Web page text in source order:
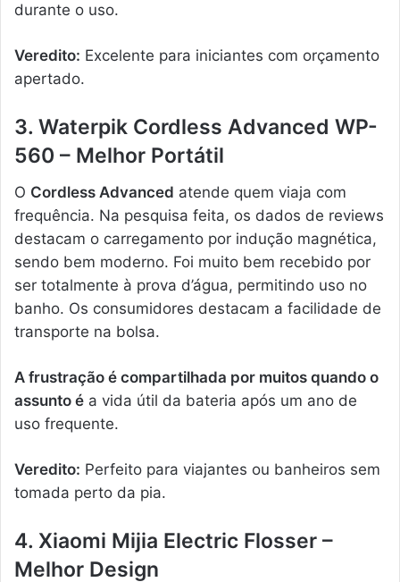
durante o uso.
Veredito: Excelente para iniciantes com orçamento
apertado.
3. Waterpik Cordless Advanced WP-
560 – Melhor Portátil
O Cordless Advanced atende quem viaja com
frequência. Na pesquisa feita, os dados de reviews
destacam o carregamento por indução magnética,
sendo bem moderno. Foi muito bem recebido por
ser totalmente à prova d’água, permitindo uso no
banho. Os consumidores destacam a facilidade de
transporte na bolsa.
A frustração é compartilhada por muitos quando o
assunto é a vida útil da bateria após um ano de
uso frequente.
Veredito: Perfeito para viajantes ou banheiros sem
tomada perto da pia.
4. Xiaomi Mijia Electric Flosser –
Melhor Design